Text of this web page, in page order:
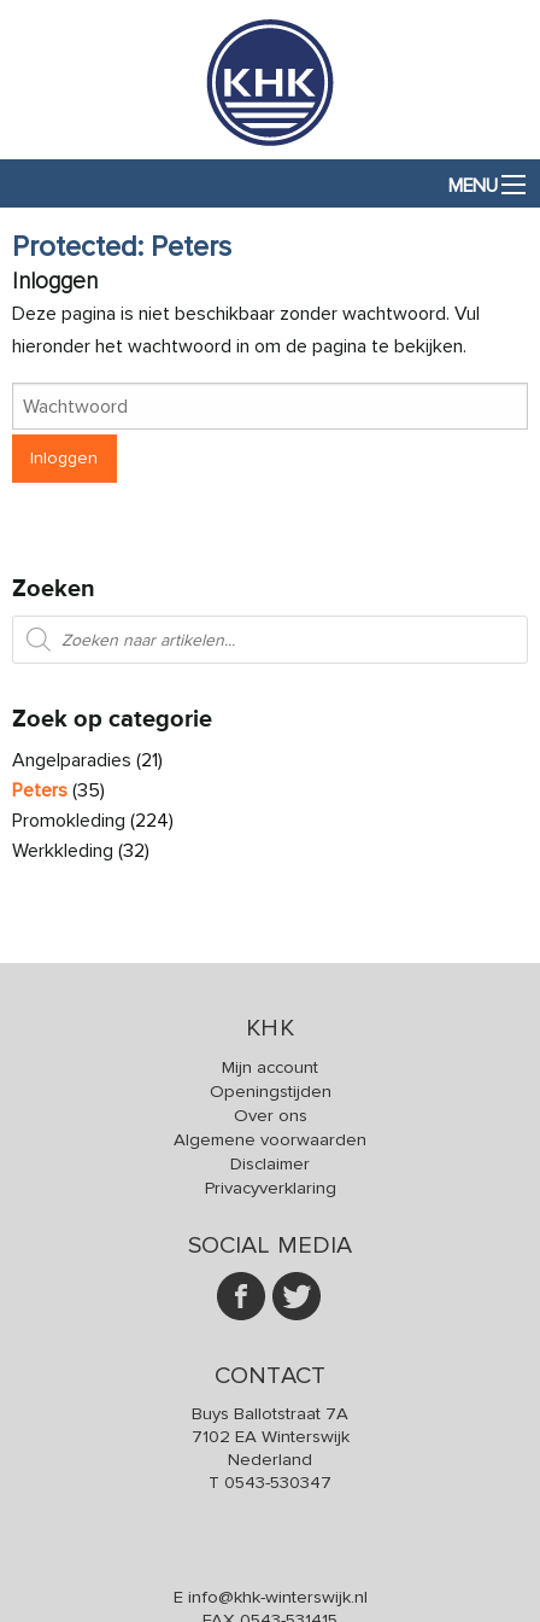
MENU
Protected: Peters
Inloggen
Deze pagina is niet beschikbaar zonder wachtwoord. Vul
hieronder het wachtwoord in om de pagina te bekijken.
Zoeken
Producten zoeken
Zoek op categorie
Angelparadies (21)
Peters (35)
Promokleding (224)
Werkkleding (32)
KHK
Mijn account
Openingstijden
Over ons
Algemene voorwaarden
Disclaimer
Privacyverklaring
SOCIAL MEDIA
CONTACT
Buys Ballotstraat 7A
7102 EA Winterswijk
Nederland
T 0543-530347
E info@khk-winterswijk.nl